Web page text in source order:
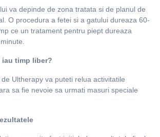
va depinde de zona tratata si de planul de
O procedura a fetei si a gatului dureaza 60-
ce un tratament pentru piept dureaza
iau timp liber?
Ultherapy va puteti relua activitatile
sa fie nevoie sa urmati masuri speciale